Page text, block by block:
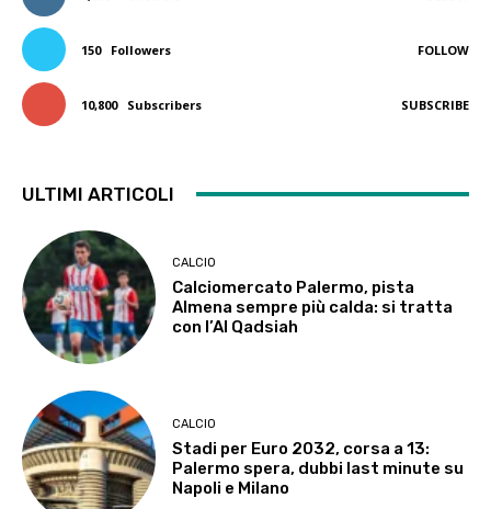
150 Followers FOLLOW
10,800 Subscribers SUBSCRIBE
ULTIMI ARTICOLI
CALCIO
Calciomercato Palermo, pista
Almena sempre più calda: si tratta
con l’Al Qadsiah
CALCIO
Stadi per Euro 2032, corsa a 13:
Palermo spera, dubbi last minute su
Napoli e Milano